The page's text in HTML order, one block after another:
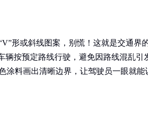
形或斜线图案，别慌！这就是交通
辆按预定路线行驶，避免因路线混乱引
料画出清晰边界，让驾驶员一眼就能